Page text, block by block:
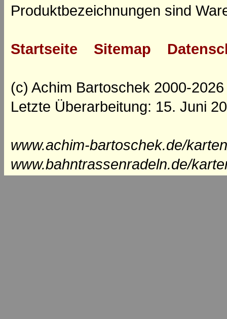
Produktbezeichnungen sind
Startseite Sitemap
(c) Achim Bartoschek 2000-2026
Letzte Überarbeitung: 15. Juni
www.achim-bartoschek.de/
www.bahntrassenradeln.de/